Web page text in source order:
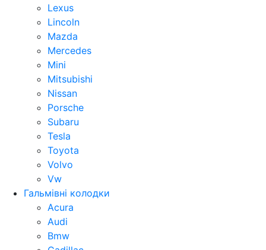
Lexus
Lincoln
Mazda
Mercedes
Mini
Mitsubishi
Nissan
Porsche
Subaru
Tesla
Toyota
Volvo
Vw
Гальмівні колодки
Acura
Audi
Bmw